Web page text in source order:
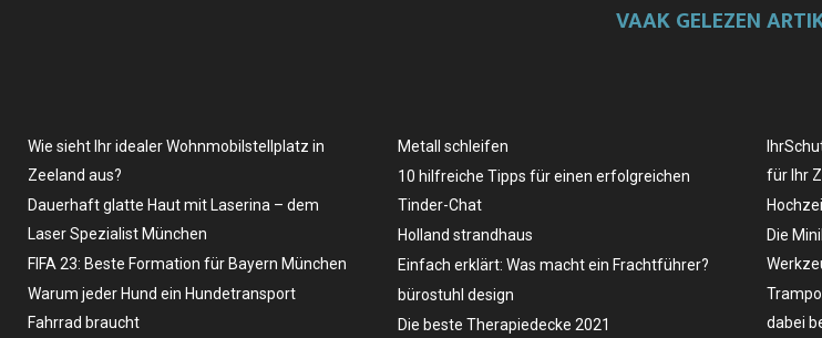
VAAK GELEZEN
Wie sieht Ihr idealer Wohnmobilstellplatz in
Zeeland aus?
Dauerhaft glatte Haut mit Laserina – dem
Laser Spezialist München
FIFA 23: Beste Formation für Bayern München
Warum jeder Hund ein Hundetransport
Fahrrad braucht
Metall schleifen
10 hilfreiche Tipps für einen erfolgreichen
Tinder-Chat
Holland strandhaus
Einfach erklärt: Was macht ein Frachtführer?
bürostuhl design
Die beste Therapiedecke 2021
für Ihr
Die
dabei